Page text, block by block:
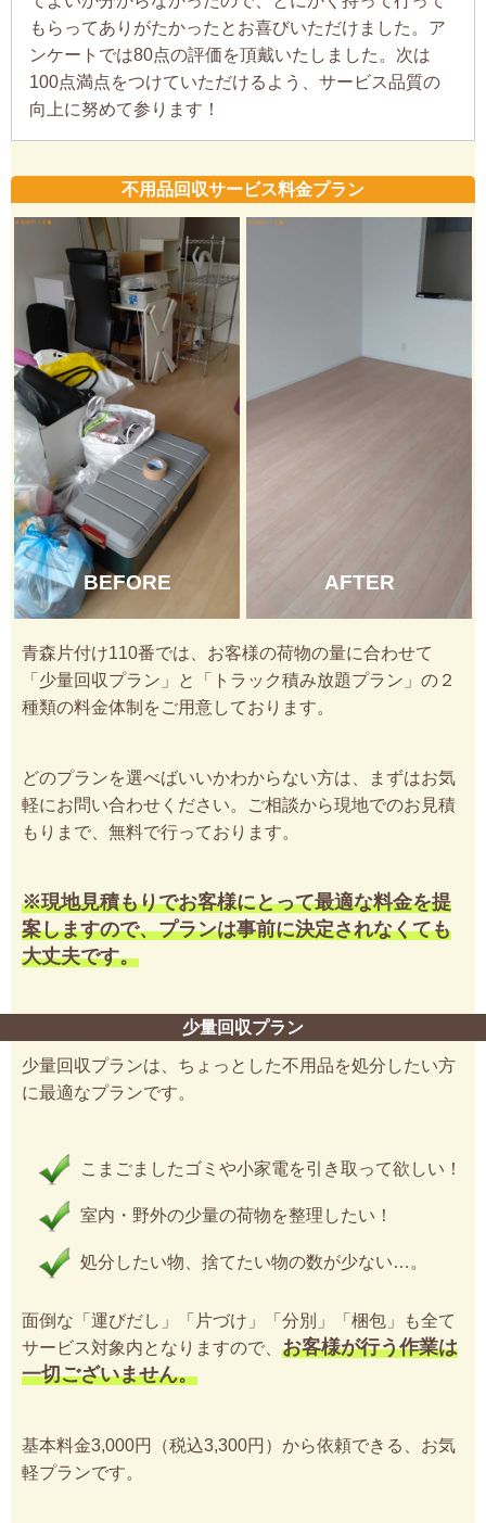
もらってありがたかったとお喜びいただけました。ア
ンケートでは80点の評価を頂戴いたしました。次は
100点満点をつけていただけるよう、サービス品質の
向上に努めて参ります！
不用品回収サービス料金プラン
BEFORE AFTER
青森片付け110番では、お客様の荷物の量に合わせて
「少量回収プラン」と「トラック積み放題プラン」の２
種類の料金体制をご用意しております。
どのプランを選べばいいかわからない方は、まずはお気
軽にお問い合わせください。ご相談から現地でのお見積
もりまで、無料で行っております。
※現地見積もりでお客様にとって最適な料金を提
案しますので、プランは事前に決定されなくても
大丈夫です。
少量回収プラン
少量回収プランは、ちょっとした不用品を処分したい方
に最適なプランです。
こまごましたゴミや小家電を引き取って欲しい！
室内・野外の少量の荷物を整理したい！
処分したい物、捨てたい物の数が少ない…。
面倒な「運びだし」「片づけ」「分別」「梱包」も全て
サービス対象内となりますので、 お客様が行う作業は
一切ございません。
基本料金3,000円（税込3,300円）から依頼できる、お気
軽プランです。